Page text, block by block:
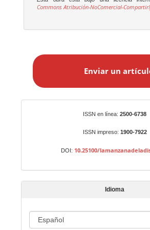
Commons Atribución-NoComercial-
a
t
í
Enviar un
ISSN en línea: 2500-6738
ISSN impreso: 1900-7922
DOI: 10.25100/
Idioma